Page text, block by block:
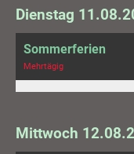
Dienstag
Sommerferien
Mehrtägig
Mittwoch